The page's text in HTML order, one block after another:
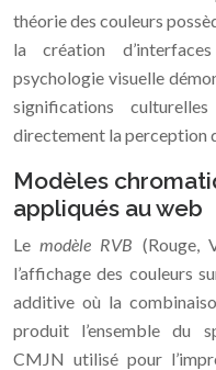
théorie des couleurs
la création
psychologie visuelle
significations
directement la perception
Modèles
appliqués au web
Lemodèle RVB (Rouge,
l’affichage des couleurs
additive où la
produit l’ensemble du
CMJN utilisé pour